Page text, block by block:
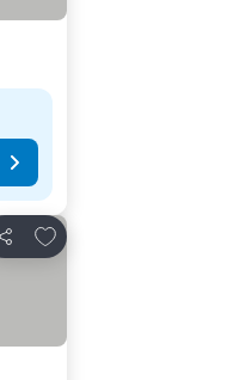
공유
즐겨찾기에 추가